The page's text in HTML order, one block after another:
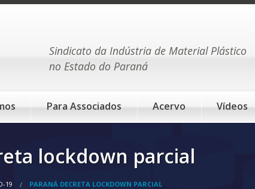
Sindicato da Indústria de Material Plástico
no Estado do Paraná
Para Associados Acervo Vídeos
lockdown parcial
19 PARANÁ DECRETA LOCKDOWN PARCIAL